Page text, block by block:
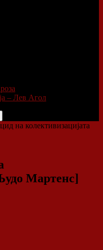
– Лев Агол
на колективизацијата
Мартенс]